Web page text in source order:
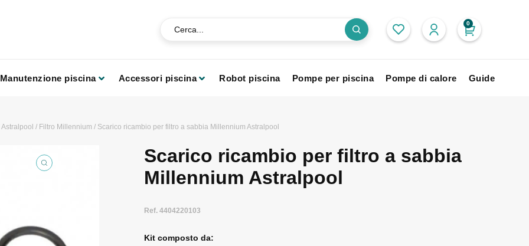
0
Manutenzione piscina Accessori piscina Robot piscina Pompe per piscina Pompe di calore Guide
Astralpool / Filtro Millennium / Scarico ricambio per filtro a sabbia Millennium Astralpool
Scarico ricambio per filtro a sabbia
Millennium Astralpool
Ref. 4404220103
Kit composto da: